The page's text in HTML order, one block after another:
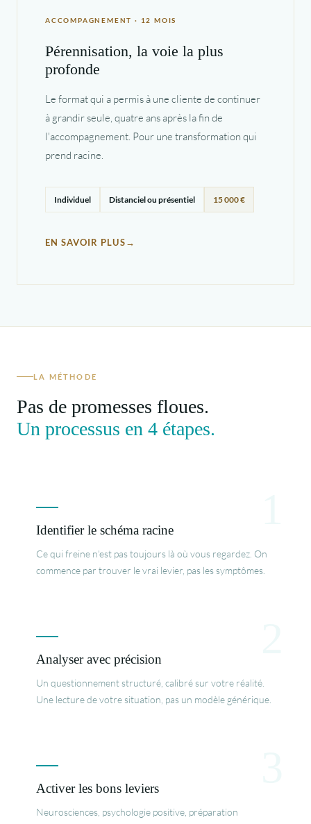
ACCOMPAGNEMENT · 12 MOIS
Pérennisation, la voie la plus
profonde
Le format qui a permis à une cliente de continuer
à grandir seule, quatre ans après la fin de
l'accompagnement. Pour une transformation qui
prend racine.
Individuel Distanciel ou présentiel 15 000 €
EN SAVOIR PLUS
LA MÉTHODE
Pas de promesses floues.
Un processus en 4 étapes.
Identifier le schéma racine
Ce qui freine n'est pas toujours là où vous regardez. On
commence par trouver le vrai levier, pas les symptômes.
Analyser avec précision
Un questionnement structuré, calibré sur votre réalité.
Une lecture de votre situation, pas un modèle générique.
Activer les bons leviers
Neurosciences, psychologie positive, préparation